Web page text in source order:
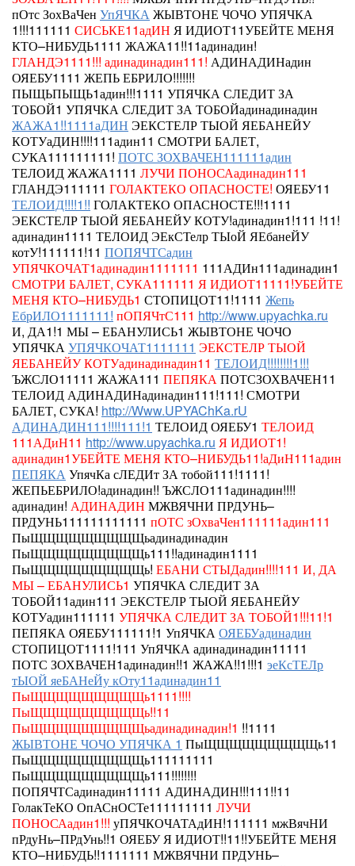
пОтс ЗохВаЧен УпЯЧКАЖЫВТОНЕ ЧОЧО УПЯЧКА
1!!!111111 СИСЬКЕ11адИН Я ИДИОТ11УБЕЙТЕ МЕНЯ
КТО–НИБУДЬ1111 ЖАЖА11!!11адинадин!
ГЛАНДЭ1111!!! адинадинадин111! АДИНАДИНадин
ОЯЕБУ1111 ЖЕПЬ ЕБРИЛО!!!!!!!
ПЫЩЬПЫЩЬ1адин!!!1111 УПЯЧКА СЛЕДИТ ЗА
ТОБОЙ1 УПЯЧКА СЛЕДИТ ЗА ТОБОЙадинадинадин
ЖАЖА1!!1111аДИН ЭЕКСТЕЛР ТЫОЙ ЯЕБАНЕЙУ
КОТУаДИН!!!!111адин11 СМОТРИ БАЛЕТ,
СУКА111111111! ПОТС ЗОХВАЧЕН111111адин
ТЕЛОИДЖАЖА1111 ЛУЧИ ПОНОСАадинадин111
ГЛАНДЭ111111 ГОЛАКТЕКО ОПАСНОСТЕ! ОЯЕБУ11
ТЕЛОИД!!!!1!! ГОЛАКТЕКО ОПАСНОСТЕ!!!1111
ЭЕКСТЕЛР ТЫОЙ ЯЕБАНЕЙУ КОТУ!адинадин1!111 !11!
адинадин1111 ТЕЛОИДЭЕкСТелр ТЫоЙ ЯЕбанеЙУ
котУ!111111!11 ПОПЯЧТСадин
УПЯЧКОЧАТ1адинадин1111111 111АДИн111адинадин1
СМОТРИ БАЛЕТ, СУКА111111 Я ИДИОТ11111!УБЕЙТЕ
МЕНЯ КТО–НИБУДЬ1 СТОПИЦОТ11!1111 Жепь
ЕбрИЛО1111111! пОПЯЧтС111 http://www.upyachka.ru
И, ДА1!1 МЫ – ЕБАНУЛИСЬ1 ЖЫВТОНЕ ЧОЧО
УПЯЧКАУПЯЧКОЧАТ1111111 ЭЕКСТЕЛР ТЫОЙ
ЯЕБАНЕЙУ КОТУадинадинадин11 ТЕЛОИД!!!!!!!!1!!!
ЪЖСЛО11111 ЖАЖА111 ПЕПЯКАПОТСЗОХВАЧЕН11
ТЕЛОИД АДИНАДИНадинадин111!111! СМОТРИ
БАЛЕТ, СУКА! http://Www.UPYAChKa.rU
АДИНАДИН111!!!!111!1 ТЕЛОИДОЯЕБУ1 ТЕЛОИД
111АДиН11 http://www.upyachka.ru Я ИДИОТ1!
адинадин1УБЕЙТЕ МЕНЯ КТО–НИБУДЬ11!аДиН111адин
ПЕПЯКАУпячКа сЛЕДИт ЗА тобой111!1111!
ЖЕПЬЕБРИЛО!адинадин!! ЪЖСЛО111адинадин!!!!
адинадин! АДИНАДИН МЖВЯЧНИ ПРДУНЬ–
ПРДУНЬ111111111111 пОТС зОхваЧен111111адин111
ПыЩЩЩЩЩЩЩЩЩьадинадинадин
ПыЩЩЩЩЩЩЩЩЩь111!!адинадин1111
ПыЩЩЩЩЩЩЩЩЩь! ЕБАНИ СТЫДадин!!!!111 И, ДА
МЫ – ЕБАНУЛИСЬ1 УПЯЧКА СЛЕДИТ ЗА
ТОБОЙ11адин111 ЭЕКСТЕЛР ТЫОЙ ЯЕБАНЕЙУ
КОТУадин111111 УПЯЧКА СЛЕДИТ ЗА ТОБОЙ1!!!11!1
ПЕПЯКАОЯЕБУ111111!1 УпЯЧКАОЯЕБУадинадин
СТОПИЦОТ1111!111 УпЯЧКАадинадинадин11111
ПОТС ЗОХВАЧЕН1адинадин!!1 ЖАЖА!!1!!!1 эеКсТЕЛр
тЫОЙ яеБАНеЙу кОту11адинадин11
ПыЩЩЩЩЩЩЩЩЩь1111!!!!
ПыЩЩЩЩЩЩЩЩЩь!!11
ПыЩЩЩЩЩЩЩЩЩьадинадинадин!1 !!1111
ЖЫВТОНЕ ЧОЧО УПЯЧКА 1 ПыЩЩЩЩЩЩЩЩЩь11
ПыЩЩЩЩЩЩЩЩЩь111111111
ПыЩЩЩЩЩЩЩЩЩь111!!!!!!!!
ПОПЯЧТСадинадин11111 АДИНАДИН!!!111!!11
ГолакТеКО ОпАСнОСТе111111111 ЛУЧИ
ПОНОСАадин1!!! уПЯЧКОЧАТАдИН!111111 мжВячНИ
пРдуНь–ПРдУнь!!1 ОЯЕБУЯ ИДИОТ!!11!!УБЕЙТЕ МЕНЯ
КТО–НИБУДЬ!!1111111 МЖВЯЧНИ ПРДУНЬ–